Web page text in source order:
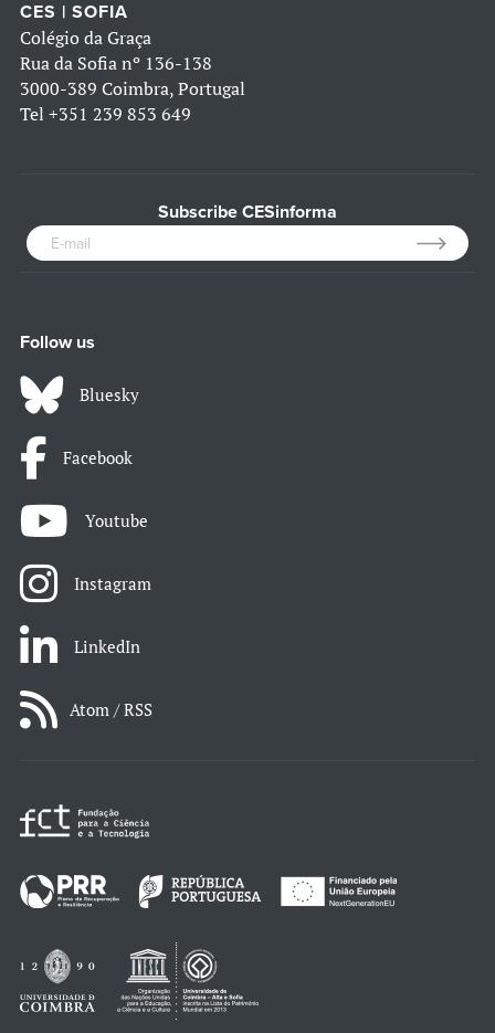
CES | SOFIA
Colégio da Graça
Rua da Sofia nº 136-138
3000-389 Coimbra, Portugal
Tel +351 239 853 649
Subscribe CESinforma
Follow us
Bluesky
Facebook
Youtube
Instagram
LinkedIn
Atom / RSS